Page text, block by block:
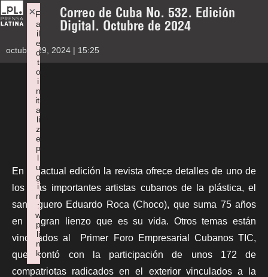
Correo de Cuba No. 532. Edición
Digital. Octubre de 2024
octubre 29, 2024 | 15:25
En su actual edición la revista ofrece detalles de uno de
los más importantes artistas cubanos de la plástica, el
santiaguero Eduardo Roca (Choco), que suma 75 años
en el gran lienzo que es su vida. Otros temas están
vinculados al Primer Foro Empresarial Cubanos TIC,
que contó con la participación de unos 172 de
compatriotas radicados en el exterior vinculados a la
F
a
il
e
d
t
o
i
n
iti
a
li
z
e
p
l
u
g
i
n
:
w
p
li
n
k
×
Failed to initialize plugin: wplink